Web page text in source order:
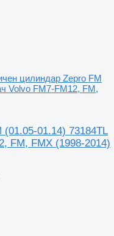
цилиндар Zepro FM
Volvo FM7-FM12, FM,
01.14) 73184TL
FM, FMX (1998-2014)